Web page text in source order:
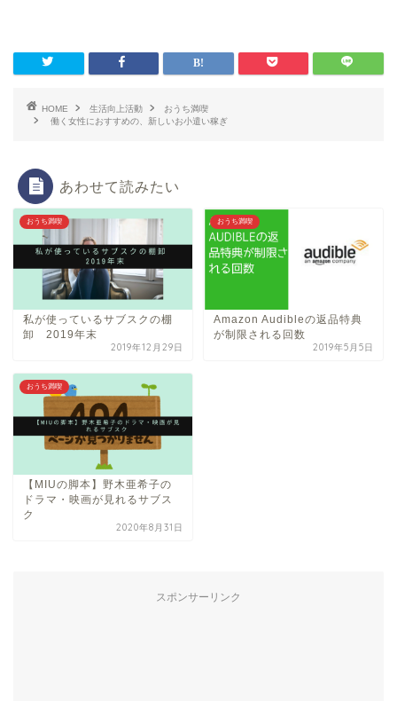
HOME 生活向上活動
おうち満喫
働く女性におすすめの、新しいお小遣い稼ぎ
あわせて読みたい
おうち満喫
私が使っているサブスクの棚
卸 2019年末
2019年12月29日
おうち満喫
Amazon Audibleの返品特典
が制限される回数
2019年5月5日
おうち満喫
【MIUの脚本】野木亜希子の
ドラマ・映画が見れるサブス
ク
2020年8月31日
スポンサーリンク